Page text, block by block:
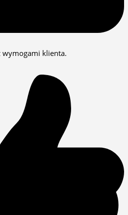
wymogami klienta.